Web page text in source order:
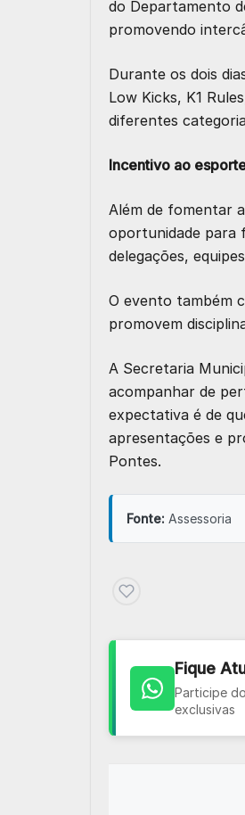
do Departamento
promovendo
Durante os dois
Low Kicks, K1
diferentes
Incentivo ao
Além de fomentar
oportunidade para
delegações,
O evento também
promovem
A Secretaria
acompanhar de
expectativa é de
apresentações e
Pontes.
Fonte: Assessoria
Fique
Participe
exclusivas